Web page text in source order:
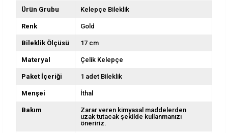
Ürün Grubu Kelepçe Bileklik
Renk Gold
Bileklik Ölçüsü 17 cm
Materyal Çelik Kelepçe
Paket İçeriği 1 adet Bileklik
Menşei İthal
Bakım
Zarar veren kimyasal maddelerden
uzak tutacak şekilde kullanmanızı
öneririz.